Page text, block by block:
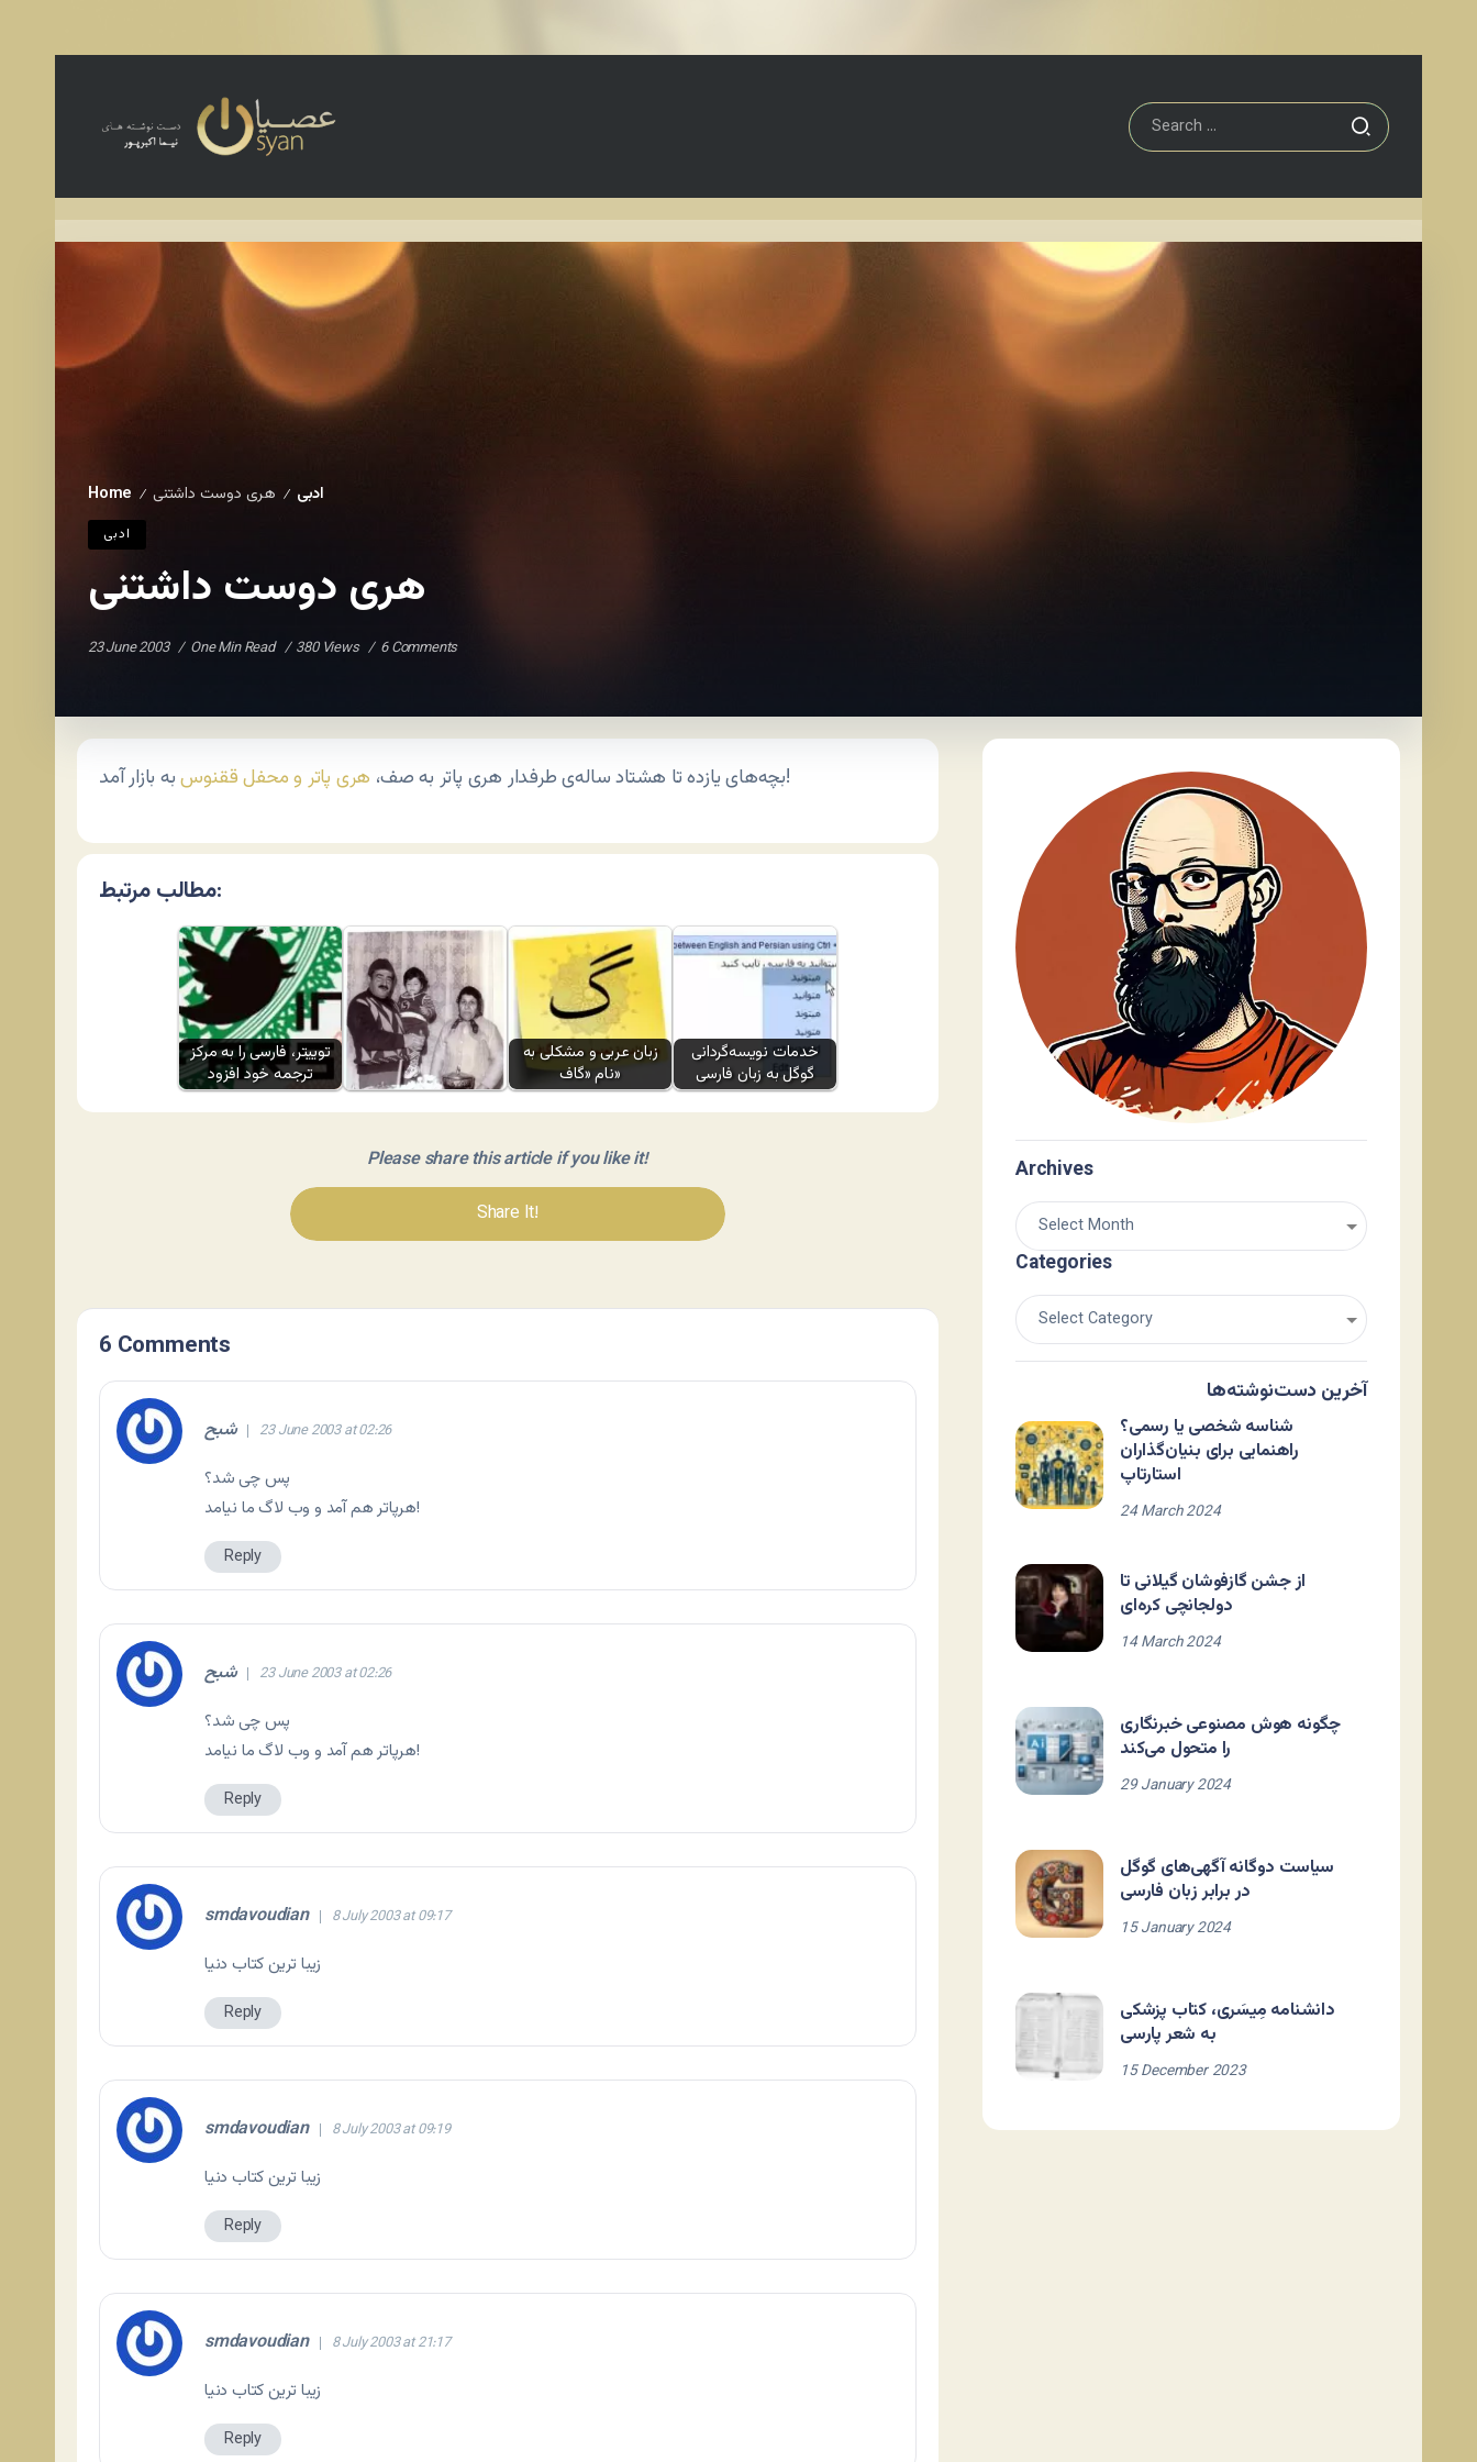
Home / ادبی / هری دوست داشتنی
ادبی
هری دوست داشتنی
23 June 2003 One Min Read 380 Views 6 Comments
بچه‌های یازده تا هشتاد ساله‌ی طرفدار هری پاتر به صف، هری پاتر و محفل ققنوس به بازار آمد!
مطالب مرتبط:
توییتر، فارسی را به مرکز
ترجمه خود افزود
زبان عربی و مشکلی به
نام «گاف»
خدمات نویسه‌گردانی
گوگل به زبان فارسی
Please share this article if you like it!
Share It!
6 Comments
شبح 23 June 2003 at 02:26
پس چى شد؟
هرپاتر هم آمد و وب لاگ ما نيامد!
Reply
شبح 23 June 2003 at 02:26
پس چى شد؟
هرپاتر هم آمد و وب لاگ ما نيامد!
Reply
smdavoudian 8 July 2003 at 09:17
زيبا ترين كتاب دنيا
Reply
smdavoudian 8 July 2003 at 09:19
زيبا ترين كتاب دنيا
Reply
smdavoudian 8 July 2003 at 21:17
زيبا ترين كتاب دنيا
Reply
Archives
Categories
آخرین دست‌نوشته‌ها
شناسه شخصی یا رسمی؟
راهنمایی برای بنیان‌گذاران
استارتاپ
24 March 2024
از جشن گازفوشان گیلانی تا
دولجانچی کره‌ای
14 March 2024
چگونه هوش مصنوعی خبرنگاری
را متحول می‌کند
29 January 2024
سیاست دوگانه آگهی‌های گوگل
در برابر زبان فارسی
15 January 2024
دانشنامه مِیسَری، کتاب پزشکی
به شعر پارسی
15 December 2023